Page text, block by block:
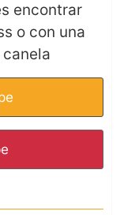
encontrar
o con una